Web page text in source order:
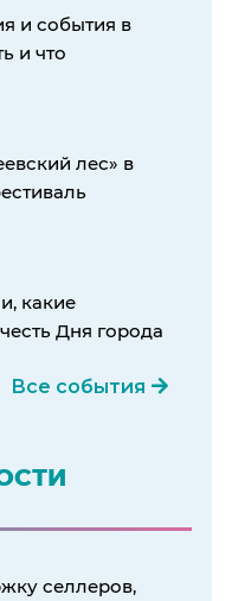
и события в
и что
лес» в
какие
Дня города
Все события
селлеров,